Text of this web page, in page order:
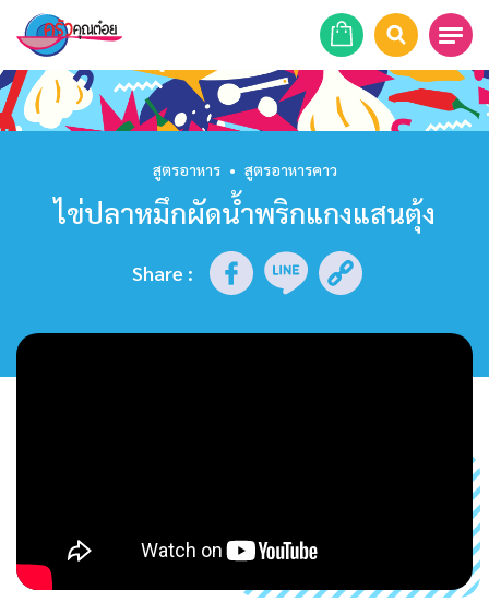
หน้าแรก
ร้านอาหาร
รายการย้อนหลัง
สูตรอาหาร • สูตรอาหารคาว
ไข่ปลาหมึกผัดน้ำพริกแกงแสนตุ้ง
Share :